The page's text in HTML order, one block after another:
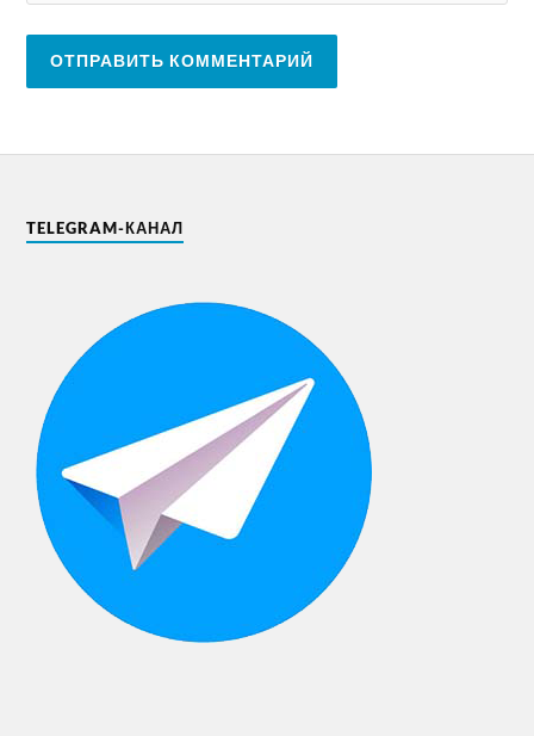
TELEGRAM-КАНАЛ